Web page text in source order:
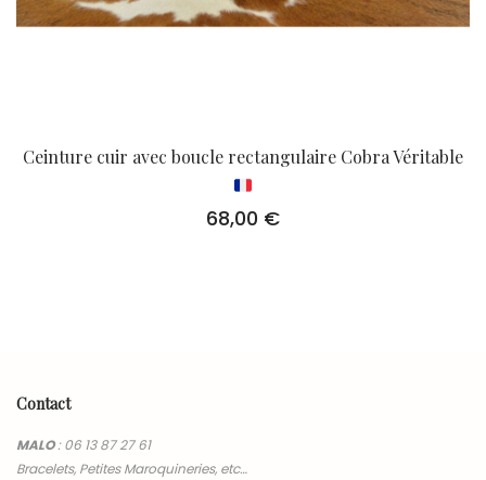
Ceinture cuir avec boucle rectangulaire Cobra Véritable
68,00 €
Contact
MALO:06 13 87 27 61
Bracelets, Petites Maroquineries, etc…